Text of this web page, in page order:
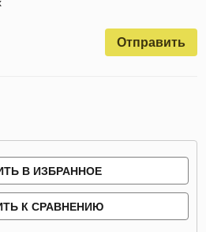
Отправить
В ИЗБРАННОЕ
К СРАВНЕНИЮ